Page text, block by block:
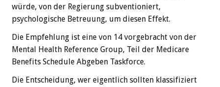
würde, von der Regierung subventioniert,
psychologische Betreuung, um diesen Effekt.
Die Empfehlung ist eine von 14 vorgebracht von der
Mental Health Reference Group, Teil der Medicare
Benefits Schedule Abgeben Taskforce.
Die Entscheidung, wer eigentlich sollten klassifiziert